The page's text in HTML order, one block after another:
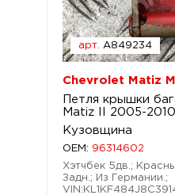
арт. A849234
Chevrolet Matiz
Петля крышки
Matiz II 2005-2010
Кузовщина
OEM: 96314602
Хэтчбек 5дв.;
Задн.; Из Германии.;